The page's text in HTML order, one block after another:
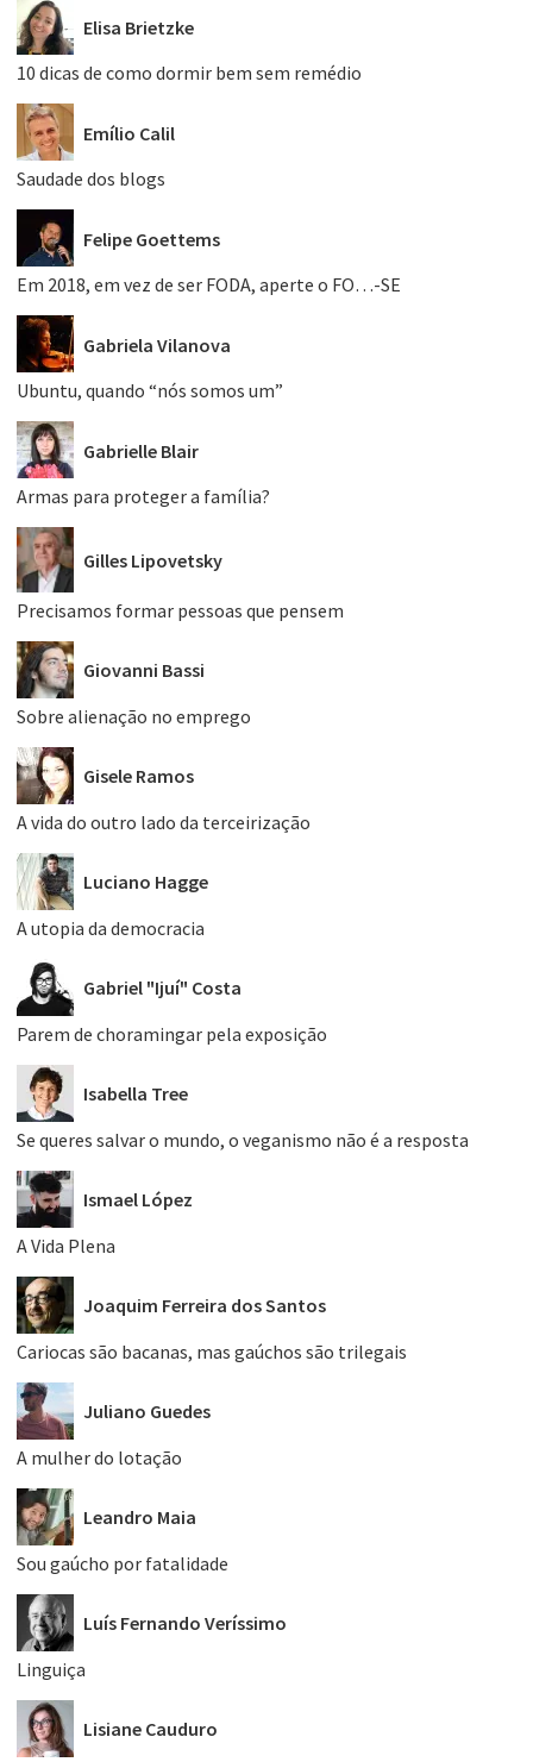
Elisa Brietzke
10 dicas de como dormir bem sem remédio
Emílio Calil
Saudade dos blogs
Felipe Goettems
Em 2018, em vez de ser FODA, aperte o FO…-SE
Gabriela Vilanova
Ubuntu, quando “nós somos um”
Gabrielle Blair
Armas para proteger a família?
Gilles Lipovetsky
Precisamos formar pessoas que pensem
Giovanni Bassi
Sobre alienação no emprego
Gisele Ramos
A vida do outro lado da terceirização
Luciano Hagge
A utopia da democracia
Gabriel "Ijuí" Costa
Parem de choramingar pela exposição
Isabella Tree
Se queres salvar o mundo, o veganismo não é a resposta
Ismael López
A Vida Plena
Joaquim Ferreira dos Santos
Cariocas são bacanas, mas gaúchos são trilegais
Juliano Guedes
A mulher do lotação
Leandro Maia
Sou gaúcho por fatalidade
Luís Fernando Veríssimo
Linguiça
Lisiane Cauduro